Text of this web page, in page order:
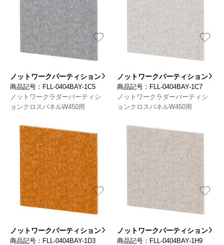
ノットワークパーティション
商品記号：FLL-0404BAY-1C5
ノットワークラダーパーティシ
ョンクロスパネルW450用
ノットワークパーティション
商品記号：FLL-0404BAY-1C7
ノットワークラダーパーティシ
ョンクロスパネルW450用
ノットワークパーティション
商品記号：FLL-0404BAY-1D3
ノットワークパーティション
商品記号：FLL-0404BAY-1H9